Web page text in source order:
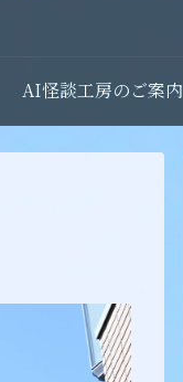
AI怪談工房のご案内